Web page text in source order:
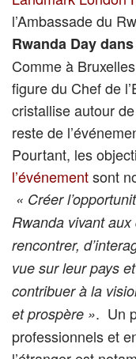
l’Ambassade du
Rwanda Day
Comme à
figure du Chef de
cristallise autour
reste de
Pourtant, les
l’événementsont
« Créer
Rwanda vivant
rencontrer,
vue sur leur pays
contribuer à la
et prospère ». Un
professionnels et